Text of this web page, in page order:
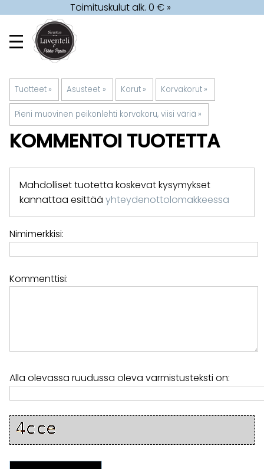
Toimituskulut alk. 0 € »
Tuotteet ‪» Asusteet ‪» Korut ‪» Korvakorut ‪»
Pieni muovinen peikonlehti korvakoru, viisi väriä ‪»
KOMMENTOI TUOTETTA
Mahdolliset tuotetta koskevat kysymykset
kannattaa esittää yhteydenottolomakkeessa
Nimimerkkisi:
Kommenttisi:
Alla olevassa ruudussa oleva varmistusteksti on: